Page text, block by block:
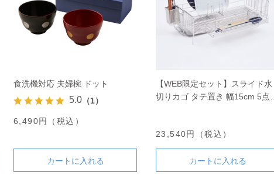
食洗機対応 夫婦椀 ドット
5.0 （1）
6,490円（税込）
カートに入れる
【WEB限定セット】スライド水
切りカゴ タテ置き 幅15cm 5点セ
23,540円（税込）
カートに入れる